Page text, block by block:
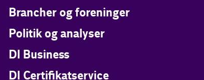
Brancher og foreninger
Politik og analyser
DI Business
DI Certifikatservice